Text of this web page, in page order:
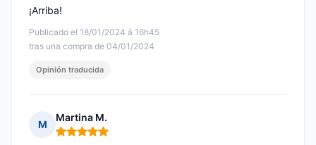
Publicado el 18/01/2024 à 16h45
tras una compra de 04/01/2024
¡Arriba!
Opinión traducida
M
Martina M.
Nota: 5 de 5